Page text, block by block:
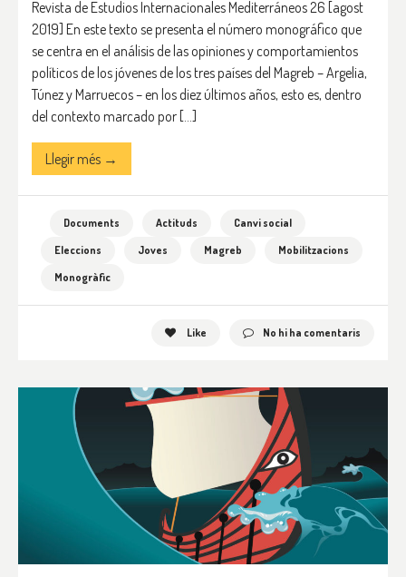
Revista de Estudios Internacionales Mediterráneos 26 [agost
2019] En este texto se presenta el número monográfico que
se centra en el análisis de las opiniones y comportamientos
políticos de los jóvenes de los tres países del Magreb – Argelia,
Túnez y Marruecos – en los diez últimos años, esto es, dentro
del contexto marcado por […]
Llegir més →
Documents Actituds
Canvi social
Eleccions
Joves Magreb
Mobilitzacions
Monogràfic
Like No hi ha comentaris